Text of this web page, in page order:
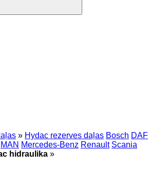
» Hydac rezerves daļas Bosch DAF
MAN Mercedes-Benz Renault Scania
hidraulika »